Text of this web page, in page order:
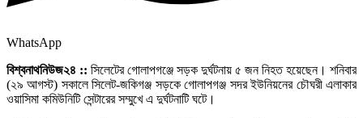
WhatsApp
বিশ্বনাথনিউজ২৪ :: সিলেটের গোলাপগঞ্জে সড়ক দুর্ঘটনায় ৫ জন নিহত হয়েছেন। শনিবার
(২৯ আগস্ট) সকালে সিলেট-জকিগঞ্জ সড়কে গোলাপগঞ্জ সদর ইউনিয়নের চৌঘরী এলাকার
ওয়াসিমা কমিউনিটি সেন্টারের সম্মুখে এ দুর্ঘটনাটি ঘটে।